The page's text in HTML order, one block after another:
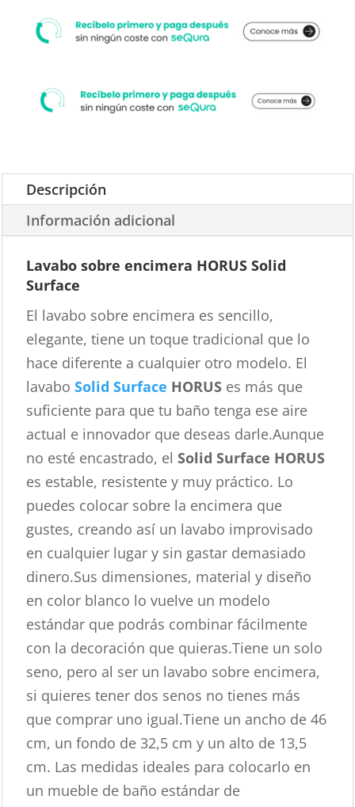
Descripción
Información adicional
Lavabo sobre encimera HORUS Solid
Surface
El lavabo sobre encimera es sencillo,
elegante, tiene un toque tradicional que lo
hace diferente a cualquier otro modelo. El
lavaboSolid Surface HORUS es más que
suficiente para que tu baño tenga ese aire
actual e innovador que deseas darle.Aunque
no esté encastrado, elSolid Surface HORUS
es estable, resistente y muy práctico. Lo
puedes colocar sobre la encimera que
gustes, creando así un lavabo improvisado
en cualquier lugar y sin gastar demasiado
dinero.Sus dimensiones, material y diseño
en color blanco lo vuelve un modelo
estándar que podrás combinar fácilmente
con la decoración que quieras.Tiene un solo
seno, pero al ser un lavabo sobre encimera,
si quieres tener dos senos no tienes más
que comprar uno igual.Tiene un ancho de 46
cm, un fondo de 32,5 cm y un alto de 13,5
cm. Las medidas ideales para colocarlo en
un mueble de baño estándar de